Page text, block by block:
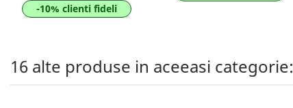
-10% clienti fideli
16 alte produse in aceeasi categorie: